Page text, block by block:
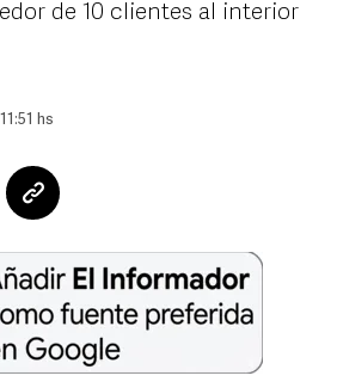
de 10 clientes al interior
hs